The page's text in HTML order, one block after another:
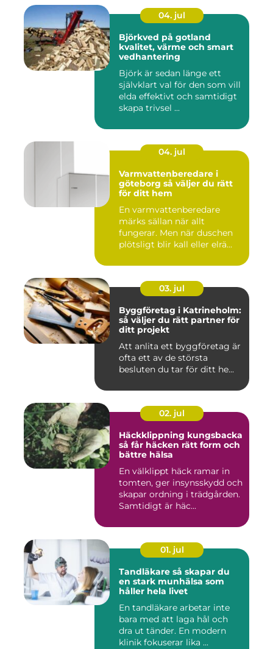
04. jul
Björkved på gotland
kvalitet, värme och smart
vedhantering
Björk är sedan länge ett
självklart val för den som vill
elda effektivt och samtidigt
skapa trivsel ...
04. jul
Varmvattenberedare i
göteborg så väljer du rätt
för ditt hem
En varmvattenberedare
märks sällan när allt
fungerar. Men när duschen
plötsligt blir kall eller elrä...
03. jul
Byggföretag i Katrineholm:
så väljer du rätt partner för
ditt projekt
Att anlita ett byggföretag är
ofta ett av de största
besluten du tar för ditt he...
02. jul
Häckklippning kungsbacka
så får häcken rätt form och
bättre hälsa
En välklippt häck ramar in
tomten, ger insynsskydd och
skapar ordning i trädgården.
Samtidigt är häc...
01. jul
Tandläkare så skapar du
en stark munhälsa som
håller hela livet
En tandläkare arbetar inte
bara med att laga hål och
dra ut tänder. En modern
klinik fokuserar lika ...